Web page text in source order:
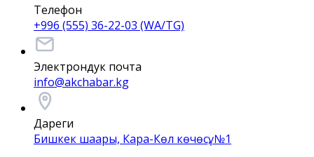
Телефон
+996 (555) 36-22-03 (WA/TG)
Электрондук почта
info@akchabar.kg
Дареги
Бишкек шаары, Кара-Көл көчөсү, №1